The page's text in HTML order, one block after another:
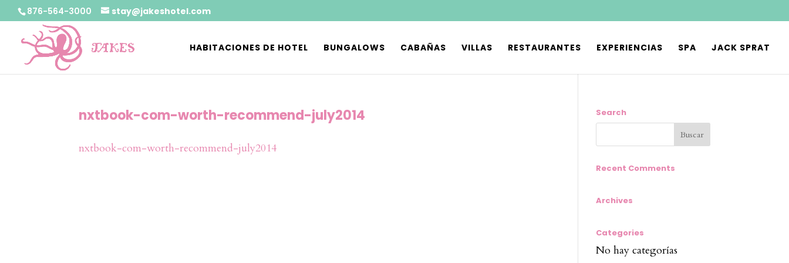
876-564-3000 stay@jakeshotel.com
HABITACIONES DE HOTEL BUNGALOWS CABAÑAS VILLAS RESTAURANTES EXPERIENCIAS SPA JACK SPRAT
nxtbook-com-worth-recommend-july2014
nxtbook-com-worth-recommend-july2014
Search
Recent Comments
Archives
Categories
No hay categorías